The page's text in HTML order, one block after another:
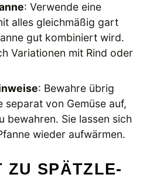
: Verwende eine
alles gleichmäßig gart
gut kombiniert wird.
Variationen mit Rind oder
: Bewahre übrig
separat von Gemüse auf,
bewahren. Sie lassen sich
wieder aufwärmen.
ZU SPÄTZLE-